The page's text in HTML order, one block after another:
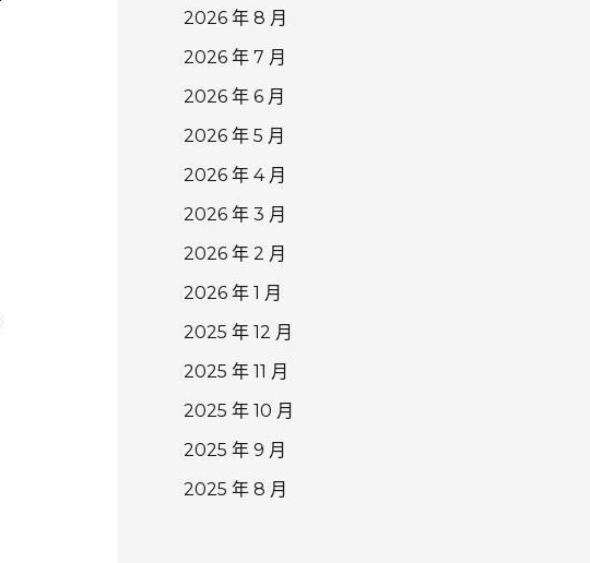
2026 年 8 月
2026 年 7 月
2026 年 6 月
2026 年 5 月
2026 年 4 月
2026 年 3 月
2026 年 2 月
2026 年 1 月
2025 年 12 月
2025 年 11 月
2025 年 10 月
2025 年 9 月
2025 年 8 月